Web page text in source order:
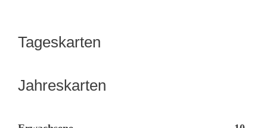
Tageskarten
Jahreskarten